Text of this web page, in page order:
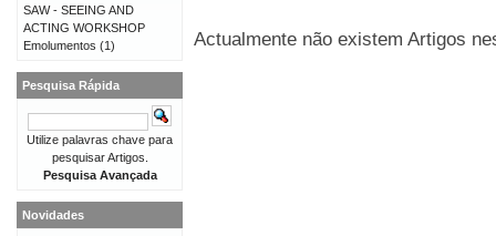
Actualmente não existem Artigos
SAW - SEEING AND
ACTING WORKSHOP
Emolumentos (1)
Pesquisa Rápida
Utilize palavras chave para
pesquisar Artigos.
Pesquisa Avançada
Novidades